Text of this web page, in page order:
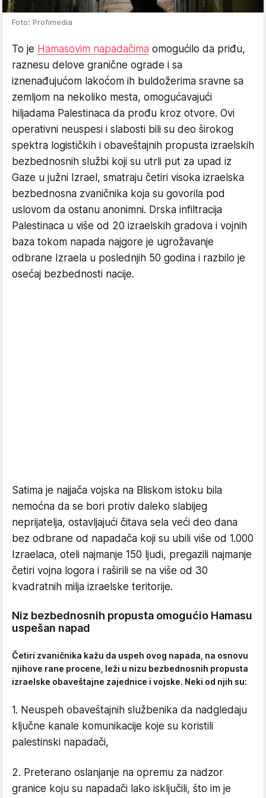
Foto: Profimedia
To je Hamasovim napadačima omogućilo da priđu,
raznesu delove granične ograde i sa
iznenađujućom lakoćom ih buldožerima sravne sa
zemljom na nekoliko mesta, omogućavajući
hiljadama Palestinaca da prođu kroz otvore. Ovi
operativni neuspesi i slabosti bili su deo širokog
spektra logističkih i obaveštajnih propusta izraelskih
bezbednosnih službi koji su utrli put za upad iz
Gaze u južni Izrael, smatraju četiri visoka izraelska
bezbednosna zvaničnika koja su govorila pod
uslovom da ostanu anonimni. Drska infiltracija
Palestinaca u više od 20 izraelskih gradova i vojnih
baza tokom napada najgore je ugrožavanje
odbrane Izraela u poslednjih 50 godina i razbilo je
osećaj bezbednosti nacije.
Satima je najjača vojska na Bliskom istoku bila
nemoćna da se bori protiv daleko slabijeg
neprijatelja, ostavljajući čitava sela veći deo dana
bez odbrane od napadača koji su ubili više od 1.000
Izraelaca, oteli najmanje 150 ljudi, pregazili najmanje
četiri vojna logora i raširili se na više od 30
kvadratnih milja izraelske teritorije.
Niz bezbednosnih propusta omogućio Hamasu
uspešan napad
Četiri zvaničnika kažu da uspeh ovog napada, na osnovu
njihove rane procene, leži u nizu bezbednosnih propusta
izraelske obaveštajne zajednice i vojske. Neki od njih su:
1. Neuspeh obaveštajnih službenika da nadgledaju
ključne kanale komunikacije koje su koristili
palestinski napadači,
2. Preterano oslanjanje na opremu za nadzor
granice koju su napadači lako isključili, što im je